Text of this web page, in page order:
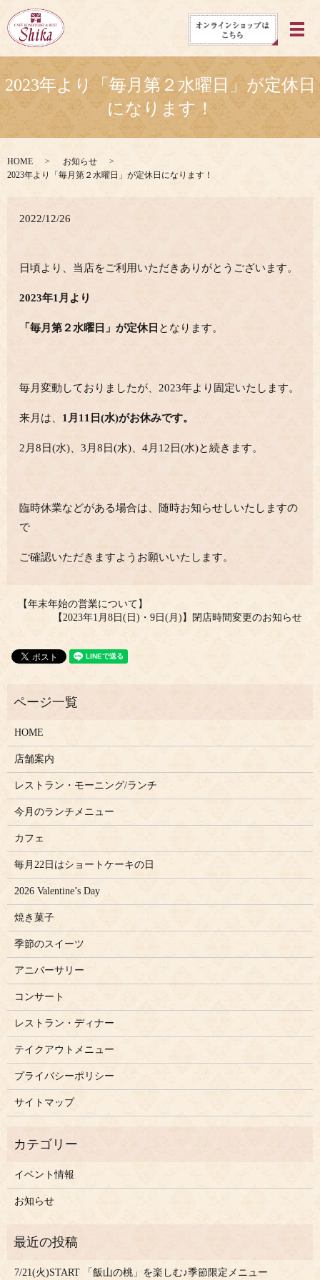
メ
2023年より「毎月第２水曜日」が定休日
になります！
HOME
お知らせ
2023年より「毎月第２水曜日」が定休日になります！
2022/12/26
日頃より、当店をご利用いただきありがとうございます。
2023年1月より
「毎月第２水曜日」が定休日 となります。
毎月変動しておりましたが、2023年より固定いたします。
来月は、 1月11日(水)がお休みです。
2月8日(水)、3月8日(水)、4月12日(水)と続きます。
臨時休業などがある場合は、随時お知らせしいたしますの
で
ご確認いただきますようお願いいたします。
【年末年始の営業について】
【2023年1月8日(日)・9日(月)】閉店時間変更のお知らせ
HOME
店舗案内
レストラン・モーニング/ランチ
今月のランチメニュー
カフェ
毎月22日はショートケーキの日
2026 Valentine’s Day
焼き菓子
季節のスイーツ
アニバーサリー
コンサート
レストラン・ディナー
テイクアウトメニュー
プライバシーポリシー
サイトマップ
イベント情報
お知らせ
7/21(火)START 「飯山の桃」を楽しむ♪季節限定メニュー